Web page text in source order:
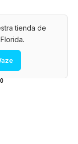
tienda de